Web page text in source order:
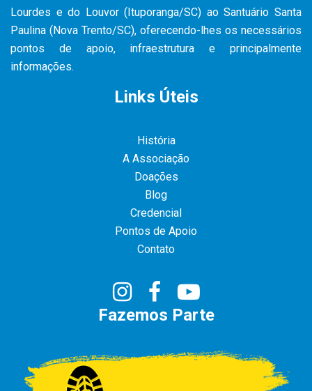
Lourdes e do Louvor (Ituporanga/SC) ao Santuário Santa
Paulina (Nova Trento/SC), oferecendo-lhes os necessários
pontos de apoio, infraestrutura e principalmente
informações.
Links Úteis
História
A Associação
Doações
Blog
Credencial
Pontos de Apoio
Contato
Fazemos Parte